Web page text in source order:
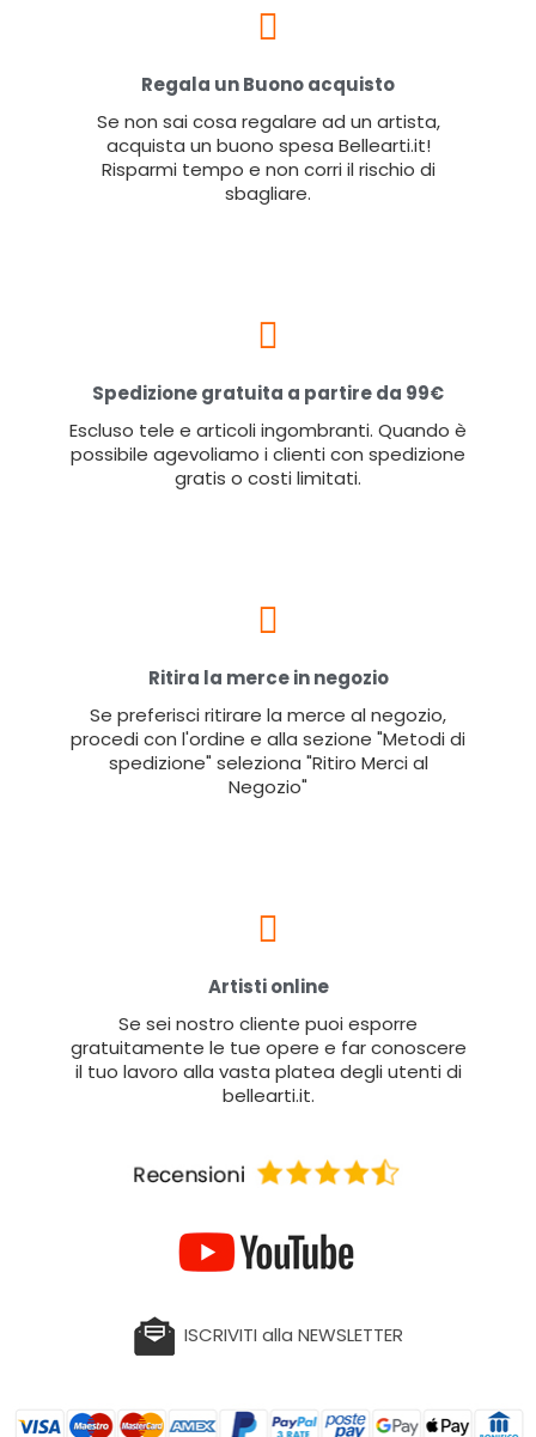
Regala un Buono acquisto
Se non sai cosa regalare ad un artista,
acquista un buono spesa Bellearti.it!
Risparmi tempo e non corri il rischio di
sbagliare.
Spedizione gratuita a partire da 99€
Escluso tele e articoli ingombranti. Quando è
possibile agevoliamo i clienti con spedizione
gratis o costi limitati.
Ritira la merce in negozio
Se preferisci ritirare la merce al negozio,
procedi con l'ordine e alla sezione "Metodi di
spedizione" seleziona "Ritiro Merci al
Negozio"
Artisti online
Se sei nostro cliente puoi esporre
gratuitamente le tue opere e far conoscere
il tuo lavoro alla vasta platea degli utenti di
bellearti.it.
ISCRIVITI alla NEWSLETTER